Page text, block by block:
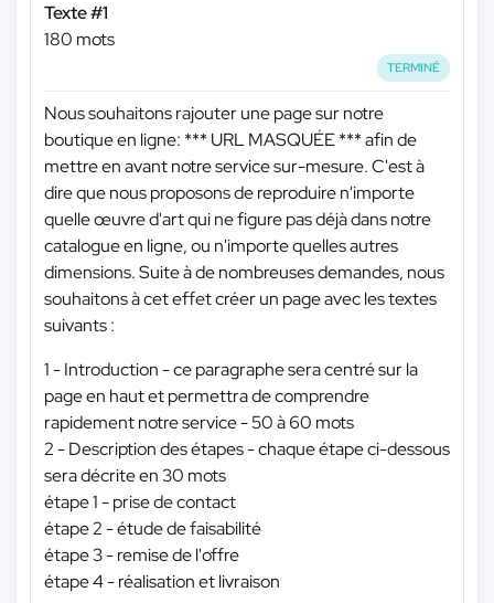
Texte #1
180 mots
TERMINÉ
Nous souhaitons rajouter une page sur notre
boutique en ligne: *** URL MASQUÉE ***afin de
mettre en avant notre service sur-mesure. C'est à
dire que nous proposons de reproduire n'importe
quelle œuvre d'art qui ne figure pas déjà dans notre
catalogue en ligne, ou n'importe quelles autres
dimensions. Suite à de nombreuses demandes, nous
souhaitons à cet effet créer un page avec les textes
suivants :
1 - Introduction - ce paragraphe sera centré sur la
page en haut et permettra de comprendre
rapidement notre service - 50 à 60 mots
2 - Description des étapes - chaque étape ci-dessous
sera décrite en 30 mots
étape 1 - prise de contact
étape 2 - étude de faisabilité
étape 3 - remise de l'offre
étape 4 - réalisation et livraison